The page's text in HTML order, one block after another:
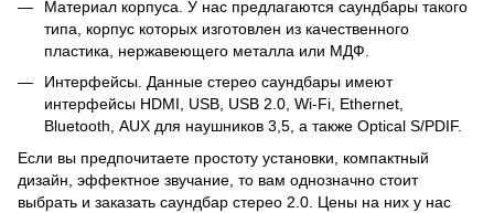
Материал корпуса. У нас предлагаются саундбары такого
типа, корпус которых изготовлен из качественного
пластика, нержавеющего металла или МДФ.
Интерфейсы. Данные стерео саундбары имеют
интерфейсы HDMI, USB, USB 2.0, Wi-Fi, Ethernet,
Bluetooth, АUX для наушников 3,5, а также Optical S/PDIF.
Если вы предпочитаете простоту установки, компактный
дизайн, эффектное звучание, то вам однозначно стоит
выбрать и заказать саундбар стерео 2.0. Цены на них у нас